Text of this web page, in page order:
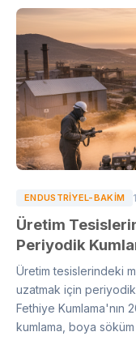
ENDUSTRIYEL-BAKIM
Üretim
Periyodik
Üretim tesislerindeki
uzatmak için periyodik
Fethiye Kumlama'nın
kumlama, boya